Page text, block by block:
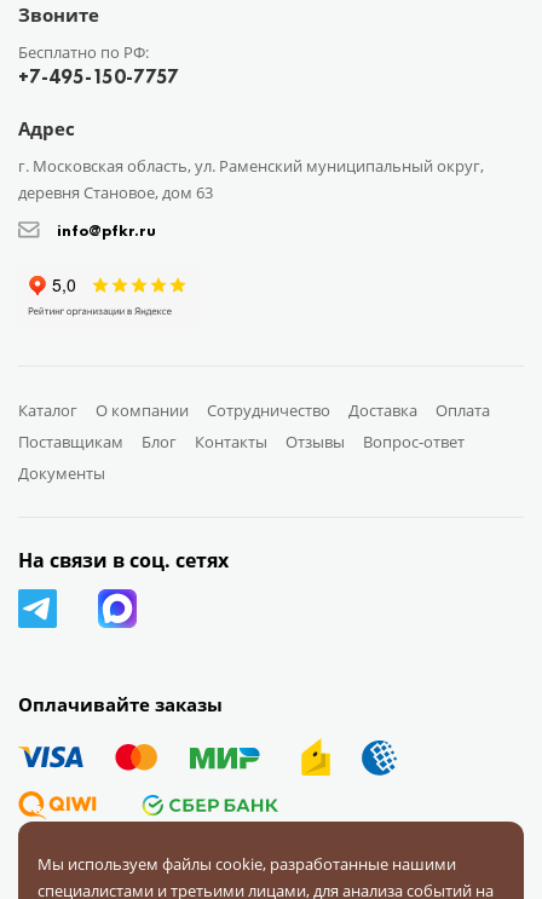
Звоните
Бесплатно по РФ:
+7-495-150-7757
Адрес
г. Московская область, ул. Раменский муниципальный округ,
деревня Становое, дом 63
info@pfkr.ru
Каталог О компании Сотрудничество Доставка
Оплата
Поставщикам
Блог Контакты Отзывы
Вопрос-ответ
Документы
Оплачивайте заказы
На связи в соц. сетях
Мы используем файлы cookie, разработанные нашими
специалистами и третьими лицами, для анализа событий на